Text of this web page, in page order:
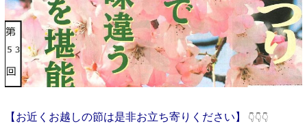
【お近くお越しの節は是非お立ち寄りください】 👇👇👇